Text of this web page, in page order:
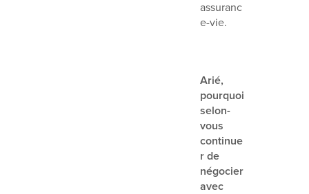
assuranc
e-vie.
Arié,
pourquoi
selon-
vous
continue
r de
négocier
avec